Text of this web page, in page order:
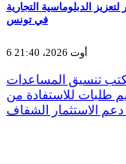
تتجاوز 1.5 مليون دولار لتعزيز الدبلوماسية التجارية
في تونس
6 أوت 2026، 21:40
تنسيق المساعدات
طلبات للاستفادة من